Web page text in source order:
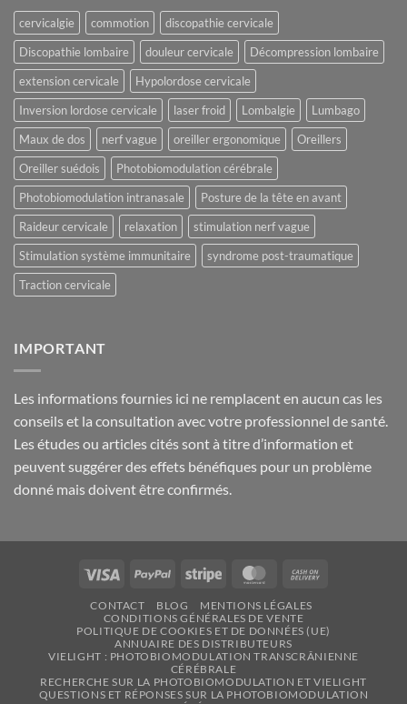
Posture
Ma
Santé
cervicalgie commotion
discopathie cervicale
Discopathie lombaire
douleur cervicale
Décompression lombaire
extension cervicale
Hypolordose cervicale
Inversion lordose cervicale
laser froid Lombalgie
Lumbago
Maux de dos
nerf vague oreiller ergonomique
Oreillers
Oreiller suédois
Photobiomodulation cérébrale
Photobiomodulation intranasale
Posture de la tête en avant
Raideur cervicale
relaxation
stimulation nerf vague
Stimulation système immunitaire
syndrome post-traumatique
Traction cervicale
IMPORTANT
Les informations fournies ici ne remplacent en aucun cas les
conseils et la consultation avec votre professionnel de santé.
Les études ou articles cités sont à titre d’information et
peuvent suggérer des effets bénéfiques pour un problème
donné mais doivent être confirmés.
Visa PayPal Stripe MasterCard
CONTACT BLOG
MENTIONS LÉGALES
CONDITIONS GÉNÉRALES DE VENTE
POLITIQUE DE COOKIES ET DE DONNÉES (UE)
ANNUAIRE DES DISTRIBUTEURS
VIELIGHT : PHOTOBIOMODULATION TRANSCRÂNIENNE
CÉRÉBRALE
RECHERCHE SUR LA PHOTOBIOMODULATION ET VIELIGHT
QUESTIONS ET RÉPONSES SUR LA PHOTOBIOMODULATION